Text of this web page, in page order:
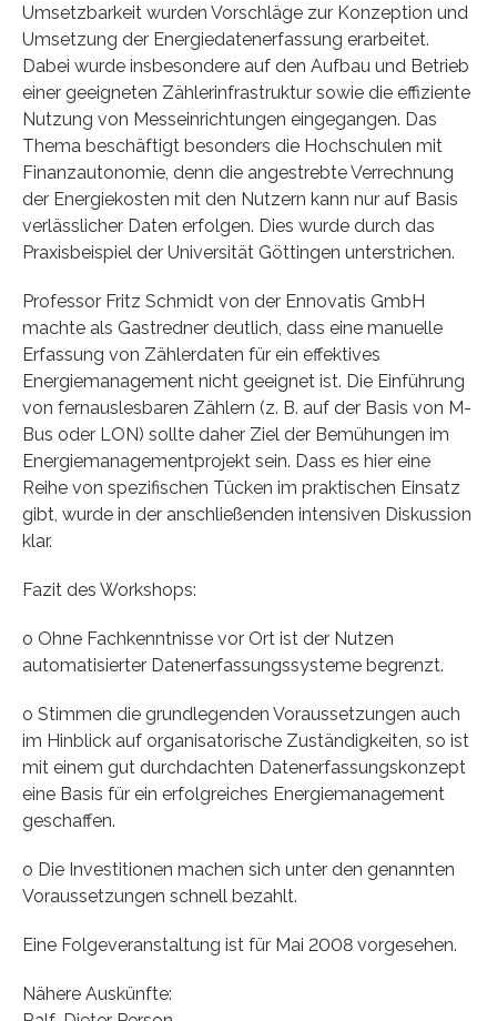
Umsetzbarkeit wurden Vorschläge zur Konzeption und
Umsetzung der Energiedatenerfassung erarbeitet.
Dabei wurde insbesondere auf den Aufbau und Betrieb
einer geeigneten Zählerinfrastruktur sowie die effiziente
Nutzung von Messeinrichtungen eingegangen. Das
Thema beschäftigt besonders die Hochschulen mit
Finanzautonomie, denn die angestrebte Verrechnung
der Energiekosten mit den Nutzern kann nur auf Basis
verlässlicher Daten erfolgen. Dies wurde durch das
Praxisbeispiel der Universität Göttingen unterstrichen.
Professor Fritz Schmidt von der Ennovatis GmbH
machte als Gastredner deutlich, dass eine manuelle
Erfassung von Zählerdaten für ein effektives
Energiemanagement nicht geeignet ist. Die Einführung
von fernauslesbaren Zählern (z. B. auf der Basis von M-
Bus oder LON) sollte daher Ziel der Bemühungen im
Energiemanagementprojekt sein. Dass es hier eine
Reihe von spezifischen Tücken im praktischen Einsatz
gibt, wurde in der anschließenden intensiven Diskussion
klar.
Fazit des Workshops:
o Ohne Fachkenntnisse vor Ort ist der Nutzen
automatisierter Datenerfassungssysteme begrenzt.
o Stimmen die grundlegenden Voraussetzungen auch
im Hinblick auf organisatorische Zuständigkeiten, so ist
mit einem gut durchdachten Datenerfassungskonzept
eine Basis für ein erfolgreiches Energiemanagement
geschaffen.
o Die Investitionen machen sich unter den genannten
Voraussetzungen schnell bezahlt.
Eine Folgeveranstaltung ist für Mai 2008 vorgesehen.
Nähere Auskünfte: